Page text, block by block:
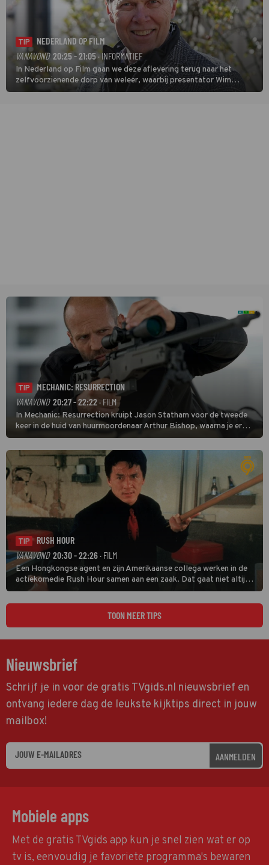
TIP
NEDERLAND OP FILM
VANAVOND 20:25 - 21:05· INFORMATIEF
In Nederland op Film gaan we deze aflevering terug naar het
zelfvoorzienende dorp van weleer, waarbij presentator Wim
Daniëls de kijkers meeneemt op reis door de tijd aan de hand van
TIP
MECHANIC: RESURRECTION
VANAVOND 20:27 - 22:22· FILM
In Mechanic: Resurrection kruipt Jason Statham voor de tweede
keer in de huid van huurmoordenaar Arthur Bishop, waarna je er
donder op kunt zeggen dat er van Bishops geplande pensioen niet
veel terechtkomt.
TIP
RUSH HOUR
VANAVOND 20:30 - 22:26 · FILM
Een Hongkongse agent en zijn Amerikaanse collega werken in de
actiekomedie Rush Hour samen aan een zaak. Dat gaat niet altijd
van een leien dakje.
TOON MEER TIPS
Nieuwsbrief
Schrijf je in voor de gratis TVgids.nl nieuwsbrief en
ontvang iedere dag de leukste kijktips direct in jouw
mailbox!
AANMELDEN
Mobiele apps
Met de gratis TVgids app kun je snel zien wat er op
tv is, eenvoudig je favoriete programma's bewaren